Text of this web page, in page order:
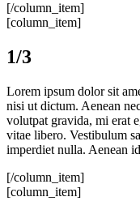
[/column_item]
[column_item]
1/3
Lorem ipsum dolor sit
nisi ut dictum. Aenean
volutpat gravida, mi erat
vitae libero. Vestibulum
imperdiet nulla. Aenean
[/column_item]
[column_item]